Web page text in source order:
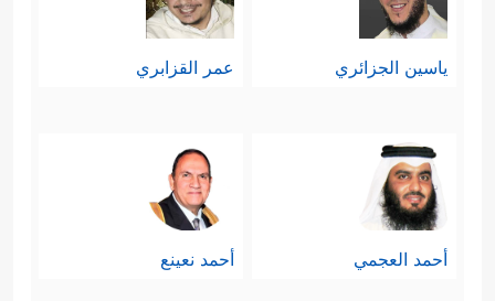
ياسين الجزائري عمر القزابري
أحمد العجمي أحمد نعينع